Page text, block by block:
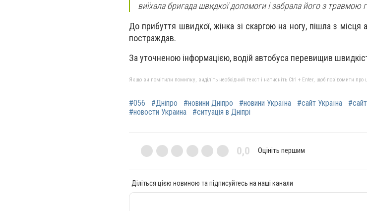
виїхала бригада швидкої допомоги і забрала його з травмою
До прибуття швидкої, жінка зі скаргою на ногу, пішла з місця
постраждав.
За уточненою інформацією, водій автобуса перевищив
Якщо ви помітили помилку, виділіть необхідний текст і натисніть Ctrl + Enter, щоб повідомити про
#056 #Дніпро #новини Дніпро #новини Україна #сайт Україна
#новости Украина
#ситуація в Дніпрі
0,0 Оцініть першим
Діліться цією новиною та підписуйтесь на наші канали